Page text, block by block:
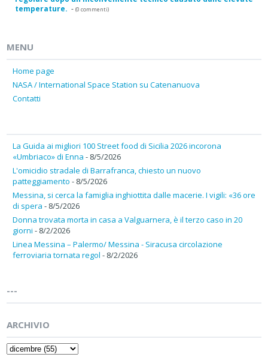
temperature. - (0 commenti)
MENU
Home page
NASA / International Space Station su Catenanuova
Contatti
La Guida ai migliori 100 Street food di Sicilia 2026 incorona
«Umbriaco» di Enna - 8/5/2026
L'omicidio stradale di Barrafranca, chiesto un nuovo
patteggiamento - 8/5/2026
Messina, si cerca la famiglia inghiottita dalle macerie. I vigili: «36 ore
di spera - 8/5/2026
Donna trovata morta in casa a Valguarnera, è il terzo caso in 20
giorni - 8/2/2026
Linea Messina – Palermo/ Messina - Siracusa circolazione
ferroviaria tornata regol - 8/2/2026
---
ARCHIVIO